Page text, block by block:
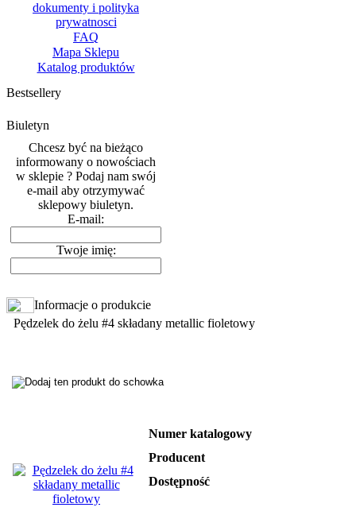
dokumenty i polityka
prywatnosci
FAQ
Mapa Sklepu
Katalog produktów
Bestsellery
Biuletyn
Chcesz być na bieżąco
informowany o nowościach
w sklepie ? Podaj nam swój
e-mail aby otrzymywać
sklepowy biuletyn.
E-mail:
Twoje imię:
Informacje o produkcie
Pędzelek do żelu #4 składany metallic fioletowy
Numer katalogowy
Producent
Dostępność